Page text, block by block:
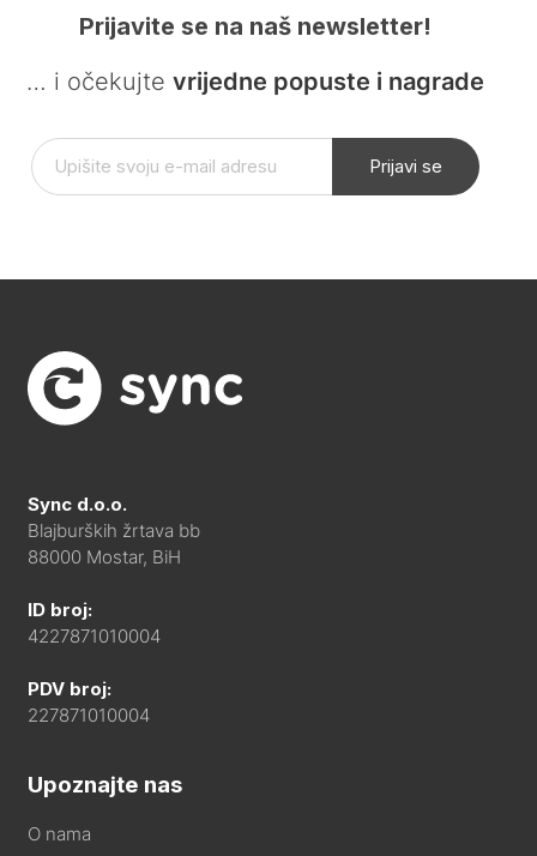
Prijavite se na naš newsletter!
… i očekujte vrijedne popuste i nagrade
Prijavi se
Sync d.o.o.
Blajburških žrtava bb
88000 Mostar, BiH
ID broj:
4227871010004
PDV broj:
227871010004
Upoznajte nas
O nama